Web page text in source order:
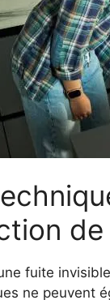
de
fuite
ne peuvent